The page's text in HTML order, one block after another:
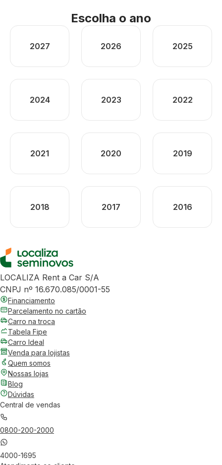
Escolha o ano
2027 2026 2025
2024 2023 2022
2021 2020 2019
2018 2017 2016
LOCALIZA Rent a Car S/A
CNPJ nº 16.670.085/0001-55
Financiamento
Parcelamento no cartão
Carro na troca
Tabela Fipe
Carro Ideal
Venda para lojistas
Quem somos
Nossas lojas
Blog
Dúvidas
Central de vendas
0800-200-2000
4000-1695